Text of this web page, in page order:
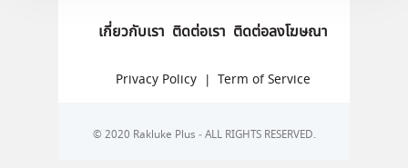
เกี่ยวกับเรา ติดต่อเรา ติดต่อลงโฆษณา
Privacy Policy | Term of Service
© 2020 Rakluke Plus - ALL RIGHTS RESERVED.